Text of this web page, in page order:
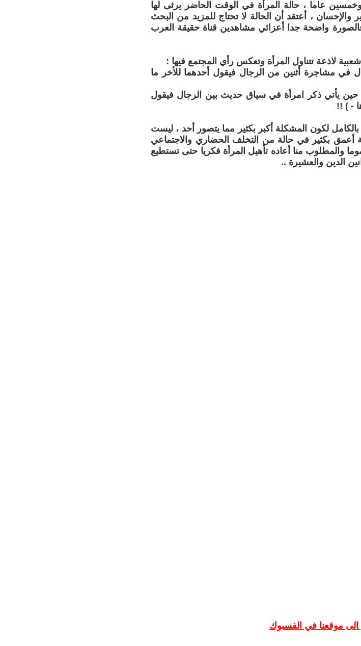
عاما ، حالة المرأة في الوقت الحاضر يرثى لها
، أعتقد أن الحالة لا تحتاج للمزيد من البحث
واضحة جدا أعزائي مشاهدين قناة حقيقة العرب
لاذعة تتناول المرأة وتعكس رأي المجتمع فيها :
في مشاجرة أثنين من الرجال فيقول أحدهما للأخر ما
يأتي ذكر امرأة في سياق حديث بين الرجال فيقول
- ) !!
لكون المشكلة أكبر بكثير مما يتصور أحد ، ليست
بكثير في حالة من التخلف الحضاري والاجتماعي
والمطلوب منا أعاده تأهيل المرأة فكريا حتى تستطيع
الدين والعشيرة ..
الى موقعنا في الفسبوك